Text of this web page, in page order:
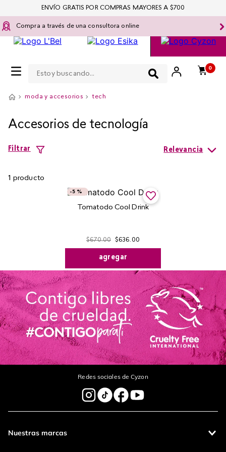
Compra a través de una consultora online
0
ENVÍO GRATIS POR COMPRAS MAYORES A $700
moda y accesorios tech
Accesorios de tecnología
Filtrar Relevancia
1 producto
Tomatodo Cool Drink
-5 %
$670.00 $636.00
agregar
Redes sociales de Cyzon
Nuestras marcas